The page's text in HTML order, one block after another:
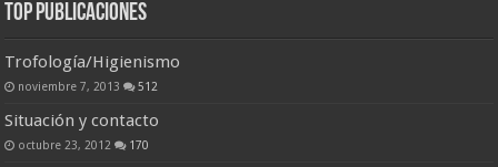
Top Publicaciones
Trofología/Higienismo
noviembre 7, 2013 512
Situación y contacto
octubre 23, 2012 170